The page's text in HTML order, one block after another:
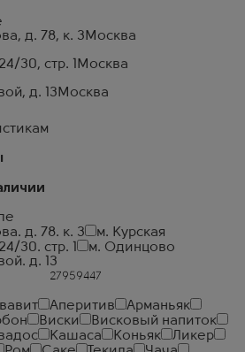
д. 78. к. 3
м. Курская
30. стр. 1
м. Одинцово
д. 13
Аперитив
Арманьяк
Виски
Висковый напиток
Кашаса Коньяк
Ликер
д. 78, к. 3 Москва
30, стр. 1
Москва
д. 13 Москва